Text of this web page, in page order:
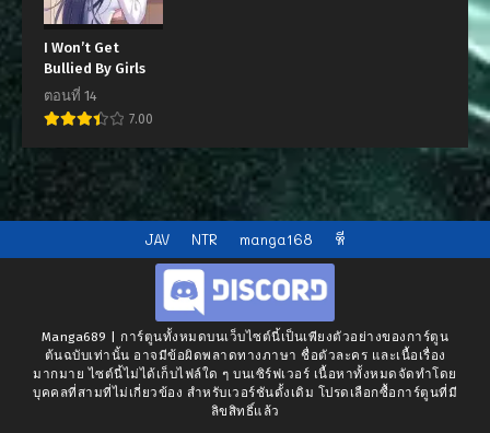
I Won’t Get
Bullied By Girls
ตอนที่ 14
7.00
JAV NTR manga168 หี
Manga689 | การ์ตูนทั้งหมดบนเว็บไซต์นี้เป็นเพียงตัวอย่างของการ์ตูน
ต้นฉบับเท่านั้น อาจมีข้อผิดพลาดทางภาษา ชื่อตัวละคร และเนื้อเรื่อง
มากมาย ไซต์นี้ไม่ได้เก็บไฟล์ใด ๆ บนเซิร์ฟเวอร์ เนื้อหาทั้งหมดจัดทำโดย
บุคคลที่สามที่ไม่เกี่ยวข้อง สำหรับเวอร์ชันดั้งเดิม โปรดเลือกซื้อการ์ตูนที่มี
ลิขสิทธิ์แล้ว